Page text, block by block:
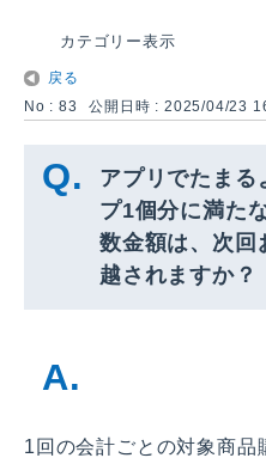
カテゴリー表示
戻る
No : 83
公開日時 : 2025/04/23
アプリでたまる
プ1個分に満た
数金額は、次回
越されますか？
1回の会計ごとの対象商品